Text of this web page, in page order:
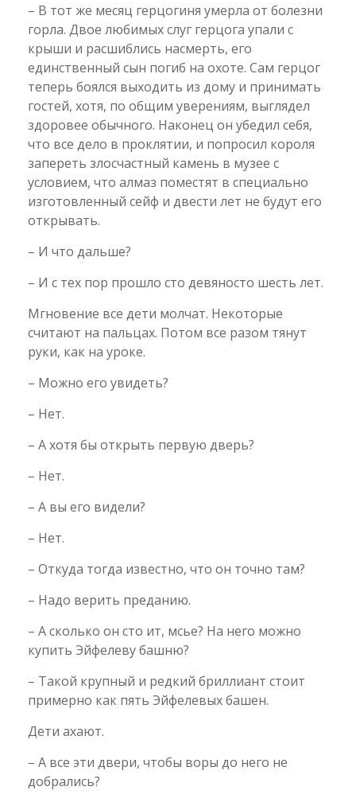
– В тот же месяц герцогиня умерла от болезни
горла. Двое любимых слуг герцога упали с
крыши и расшиблись насмерть, его
единственный сын погиб на охоте. Сам герцог
теперь боялся выходить из дому и принимать
гостей, хотя, по общим уверениям, выглядел
здоровее обычного. Наконец он убедил себя,
что все дело в проклятии, и попросил короля
запереть злосчастный камень в музее с
условием, что алмаз поместят в специально
изготовленный сейф и двести лет не будут его
открывать.
– И что дальше?
– И с тех пор прошло сто девяносто шесть лет.
Мгновение все дети молчат. Некоторые
считают на пальцах. Потом все разом тянут
руки, как на уроке.
– Можно его увидеть?
– Нет.
– А хотя бы открыть первую дверь?
– Нет.
– А вы его видели?
– Нет.
– Откуда тогда известно, что он точно там?
– Надо верить преданию.
– А сколько он сто ит, мсье? На него можно
купить Эйфелеву башню?
– Такой крупный и редкий бриллиант стоит
примерно как пять Эйфелевых башен.
Дети ахают.
– А все эти двери, чтобы воры до него не
добрались?